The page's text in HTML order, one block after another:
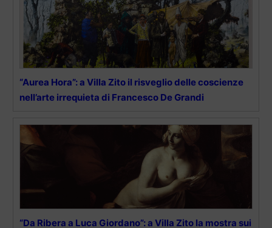
“Aurea Hora”: a Villa Zito il risveglio delle coscienze
nell’arte irrequieta di Francesco De Grandi
“Da Ribera a Luca Giordano”: a Villa Zito la mostra sui